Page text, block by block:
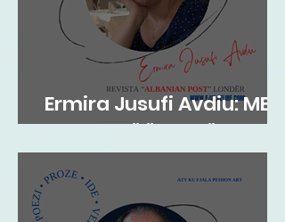
Ermira Jusufi Avdiu: ME
FLATRA TË ËNDRRËS